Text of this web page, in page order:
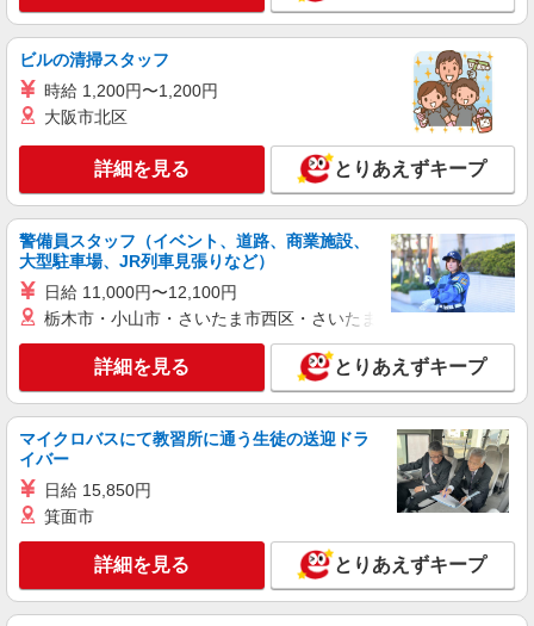
ビルの清掃スタッフ
時給 1,200円〜1,200円
大阪市北区
詳細を見る とりあえずキープ
警備員スタッフ（イベント、道路、商業施設、
大型駐車場、JR列車見張りなど）
日給 11,000円〜12,100円
栃木市・小山市・さいたま市西区・さいたま市岩槻区・久喜市・
詳細を見る とりあえずキープ
マイクロバスにて教習所に通う生徒の送迎ドラ
イバー
日給 15,850円
箕面市
詳細を見る とりあえずキープ